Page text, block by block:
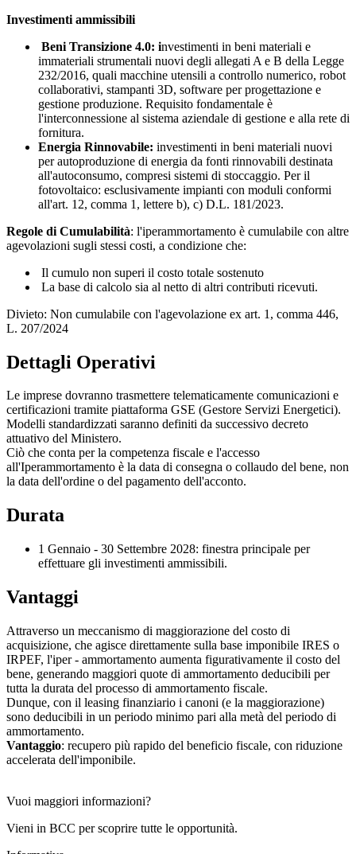
Investimenti ammissibili
Beni Transizione 4.0: investimenti in beni materiali e
immateriali strumentali nuovi degli allegati A e B della Legge
232/2016, quali macchine utensili a controllo numerico, robot
collaborativi, stampanti 3D, software per progettazione e
gestione produzione. Requisito fondamentale è
l'interconnessione al sistema aziendale di gestione e alla rete di
fornitura.
Energia Rinnovabile: investimenti in beni materiali nuovi
per autoproduzione di energia da fonti rinnovabili destinata
all'autoconsumo, compresi sistemi di stoccaggio. Per il
fotovoltaico: esclusivamente impianti con moduli conformi
all'art. 12, comma 1, lettere b), c) D.L. 181/2023.
Regole di Cumulabilità: l'iperammortamento è cumulabile con altre
agevolazioni sugli stessi costi, a condizione che:
Il cumulo non superi il costo totale sostenuto
La base di calcolo sia al netto di altri contributi ricevuti.
Divieto: Non cumulabile con l'agevolazione ex art. 1, comma 446,
L. 207/2024
Dettagli Operativi
Le imprese dovranno trasmettere telematicamente comunicazioni e
certificazioni tramite piattaforma GSE (Gestore Servizi Energetici).
Modelli standardizzati saranno definiti da successivo decreto
attuativo del Ministero.
Ciò che conta per la competenza fiscale e l'accesso
all'Iperammortamento è la data di consegna o collaudo del bene, non
la data dell'ordine o del pagamento dell'acconto.
Durata
1 Gennaio - 30 Settembre 2028: finestra principale per
effettuare gli investimenti ammissibili.
Vantaggi
Attraverso un meccanismo di maggiorazione del costo di
acquisizione, che agisce direttamente sulla base imponibile IRES o
IRPEF, l'iper - ammortamento aumenta figurativamente il costo del
bene, generando maggiori quote di ammortamento deducibili per
tutta la durata del processo di ammortamento fiscale.
Dunque, con il leasing finanziario i canoni (e la maggiorazione)
sono deducibili in un periodo minimo pari alla metà del periodo di
ammortamento.
Vantaggio: recupero più rapido del beneficio fiscale, con riduzione
accelerata dell'imponibile.
Vuoi maggiori informazioni?
Vieni in BCC per scoprire tutte le opportunità.